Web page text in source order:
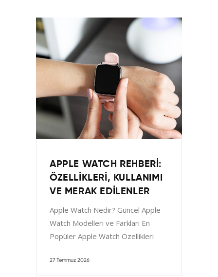
APPLE WATCH REHBERI:
ÖZELLIKLERI, KULLANIMI
VE MERAK EDILENLER
Apple Watch Nedir? Güncel Apple
Watch Modelleri ve Farkları En
Popüler Apple Watch Özellikleri
27 Temmuz 2026